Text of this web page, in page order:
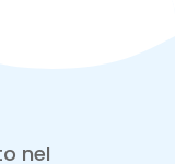
nel